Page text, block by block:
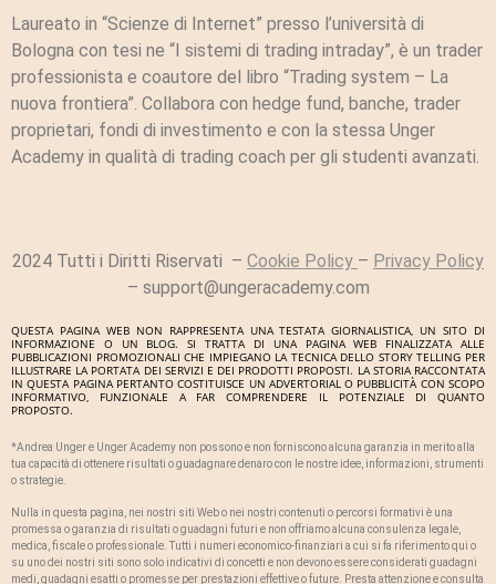
Laureato in “Scienze di Internet” presso l’università di
Bologna con tesi ne “I sistemi di trading intraday”, è un trader
professionista e coautore del libro “Trading system – La
nuova frontiera”. Collabora con hedge fund, banche, trader
proprietari, fondi di investimento e con la stessa Unger
Academy in qualità di trading coach per gli studenti avanzati.
2024 Tutti i Diritti Riservati – Cookie Policy – Privacy Policy
– support@ungeracademy.com
QUESTA PAGINA WEB NON RAPPRESENTA UNA TESTATA GIORNALISTICA, UN SITO DI
INFORMAZIONE O UN BLOG. SI TRATTA DI UNA PAGINA WEB FINALIZZATA ALLE
PUBBLICAZIONI PROMOZIONALI CHE IMPIEGANO LA TECNICA DELLO STORY TELLING PER
ILLUSTRARE LA PORTATA DEI SERVIZI E DEI PRODOTTI PROPOSTI. LA STORIA RACCONTATA
IN QUESTA PAGINA PERTANTO COSTITUISCE UN ADVERTORIAL O PUBBLICITÀ CON SCOPO
INFORMATIVO, FUNZIONALE A FAR COMPRENDERE IL POTENZIALE DI QUANTO
PROPOSTO.
*Andrea Unger e Unger Academy non possono e non forniscono alcuna garanzia in merito alla
tua capacità di ottenere risultati o guadagnare denaro con le nostre idee, informazioni, strumenti
o strategie.
Nulla in questa pagina, nei nostri siti Web o nei nostri contenuti o percorsi formativi è una
promessa o garanzia di risultati o guadagni futuri e non offriamo alcuna consulenza legale,
medica, fiscale o professionale. Tutti i numeri economico-finanziari a cui si fa riferimento qui o
su uno dei nostri siti sono solo indicativi di concetti e non devono essere considerati guadagni
medi, guadagni esatti o promesse per prestazioni effettive o future. Presta attenzione e consulta